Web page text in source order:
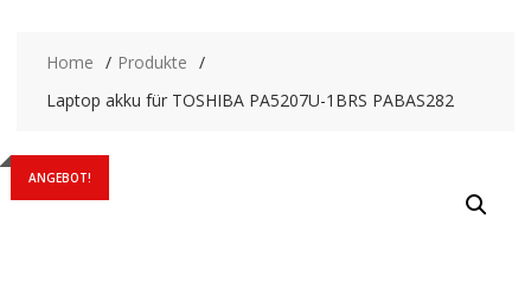
Home
Produkte
Laptop akku für TOSHIBA PA5207U-1BRS PABAS282
ANGEBOT!